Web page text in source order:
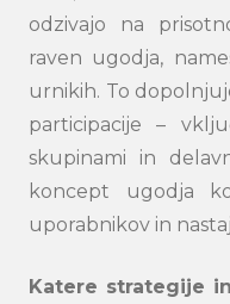
odzivajo na
raven ugodja,
urnikih. To
participacije –
skupinami in
koncept ugodja
uporabnikov in
Katere strategije